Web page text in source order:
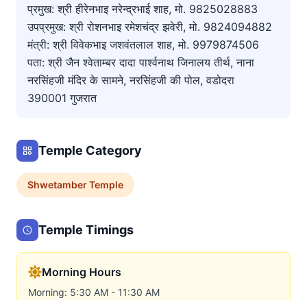
प्रमुख: श्री हीरेनभाइ नरेन्द्रभाई शाह, मो. 9825028883
उपप्रमुख: श्री रोशनभाइ रमेशचंद्र झवेरी, मो. 9824094882
मंत्री: श्री विवेकभाइ जशवंतलाल शाह, मो. 9979874506
पता: श्री जैन श्वेताम्बर दादा पार्श्वनाथ जिनालय तीर्थ, नाना
नरसिंहजी मंदिर के सामने, नरसिंहजी की पोल, वडोदरा
390001 गुजरात
Temple Category
ShwetamberTemple
Temple Timings
Morning Hours
Morning: 5:30 AM - 11:30 AM